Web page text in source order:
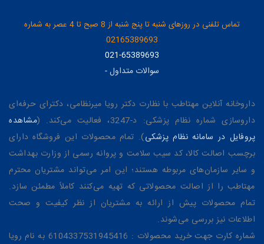
تماس تلفنی در روزهای شنبه تا پنج شنبه از 8 صبح تا 4 عصر به شماره
02165389693
021-65389693
سوالات متداول-
داروخانه آنلاین مهتاطب با نظارت دکتر رویا میرنظامی، دکترای حرفه‌ای
داروسازی شماره نظام پزشکی: د-3247، فعالیت می‌کند. (
مشاهده
پروفایل در سامانه نظام پزشکی). تمام محصولات این فروشگاه دارای
برچسب اصالت کالا، کد سیب سلامت و پروانه رسمی از وزارت بهداشت
و سایر سازمان‌های مربوطه هستند؛ این امر می‌تواند مشتریان محترم
مهتاطب را از اصالت محصولاتی که تهیه می‌کنند کاملاً مطمئن سازد.
تمام محصولات پیش از ارائه به مشتریان از نظر کیفیت و صحت
اطلاعات نیز بررسی می‌شوند.
شماره کارت جهت خرید محصولات : 6104337531945416 به نام رویا